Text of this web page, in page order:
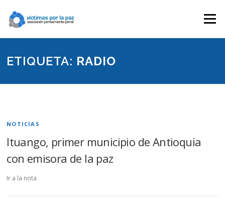
contenido
Menú
ETIQUETA: RADIO
NOTICIAS
Ituango, primer municipio de Antioquia
con emisora de la paz
Ir a la nota